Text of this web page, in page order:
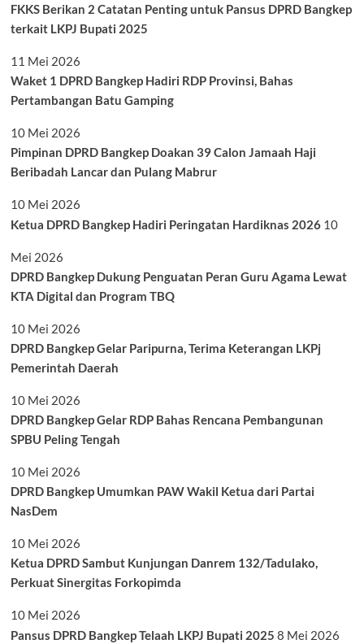
FKKS Berikan 2 Catatan Penting untuk Pansus DPRD Bangkep
terkait LKPJ Bupati 2025
11 Mei 2026
Waket 1 DPRD Bangkep Hadiri RDP Provinsi, Bahas
Pertambangan Batu Gamping
10 Mei 2026
Pimpinan DPRD Bangkep Doakan 39 Calon Jamaah Haji
Beribadah Lancar dan Pulang Mabrur
10 Mei 2026
Ketua DPRD Bangkep Hadiri Peringatan Hardiknas 2026 10
Mei 2026
DPRD Bangkep Dukung Penguatan Peran Guru Agama Lewat
KTA Digital dan Program TBQ
10 Mei 2026
DPRD Bangkep Gelar Paripurna, Terima Keterangan LKPj
Pemerintah Daerah
10 Mei 2026
DPRD Bangkep Gelar RDP Bahas Rencana Pembangunan
SPBU Peling Tengah
10 Mei 2026
DPRD Bangkep Umumkan PAW Wakil Ketua dari Partai
NasDem
10 Mei 2026
Ketua DPRD Sambut Kunjungan Danrem 132/Tadulako,
Perkuat Sinergitas Forkopimda
10 Mei 2026
Pansus DPRD Bangkep Telaah LKPJ Bupati 2025 8 Mei 2026